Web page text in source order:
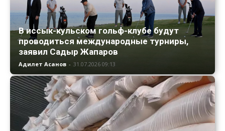
В иссык-кульском гольф-клубе будут
проводиться международные турниры,
заявил Садыр Жапаров
Адилет Асанов - 31.07.2026 09:13